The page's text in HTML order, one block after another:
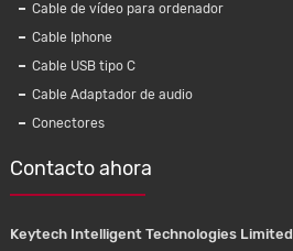
Cable de vídeo para ordenador
Cable Iphone
Cable USB tipo C
Cable Adaptador de audio
Conectores
Contacto ahora
Keytech Intelligent Technologies Limited